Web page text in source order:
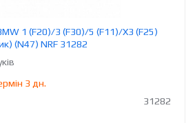
1 (F20)/3 (F30)/5 (F11)/X3 (F25)
(N47) NRF 31282
3 дн.
31282